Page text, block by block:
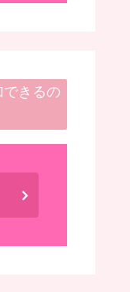
きるの